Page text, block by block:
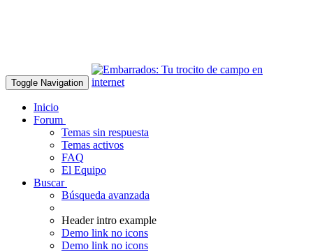
Toggle Navigation
Inicio
Forum
Temas sin respuesta
Temas activos
FAQ
El Equipo
Buscar
Búsqueda avanzada
Header intro example
Demo link no icons
Demo link no icons